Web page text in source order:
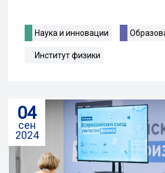
Наука и инновации
Институт физики
04
сен
2024